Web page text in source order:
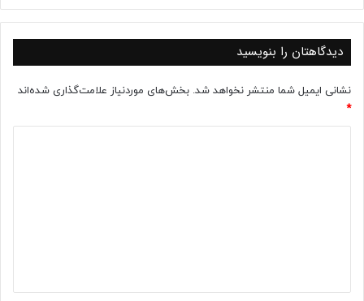
دیدگاهتان را بنویسید
نشانی ایمیل شما منتشر نخواهد شد. بخش‌های موردنیاز علامت‌گذاری شده‌اند
*